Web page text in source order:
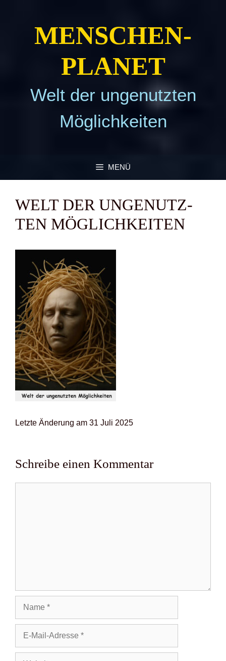
MEN­SCHEN­
PLA­NET
Welt der ungenutzten
Möglichkeiten
MENÜ
WELT DER UNGE­NUTZ­
TEN MÖG­LICH­KEI­TEN
Letz­te Ände­rung am 31 Juli 2025
Schreibe einen Kommentar
Adresse